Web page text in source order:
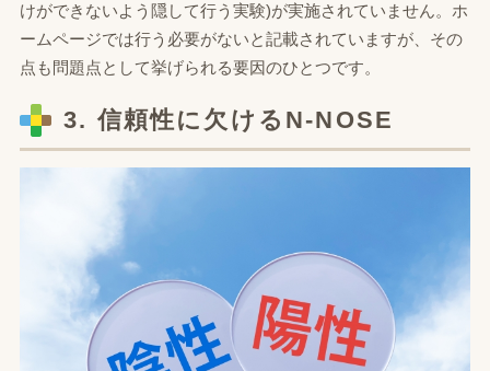
けができないよう隠して行う実験)が実施されていません。ホ
ームページでは行う必要がないと記載されていますが、その
点も問題点として挙げられる要因のひとつです。
3. 信頼性に欠けるN‐NOSE